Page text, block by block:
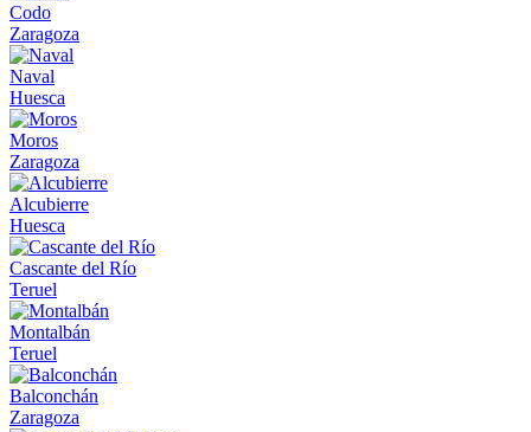
Codo
Zaragoza
Naval
Huesca
Moros
Zaragoza
Alcubierre
Huesca
Cascante del Río
Teruel
Montalbán
Teruel
Balconchán
Zaragoza